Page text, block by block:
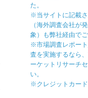
た。
※当サイトに記載
（海外調査会社が
象）も弊社経由で
※市場調査レポー
査を実施するなら
ーケットリサーチ
い。
※クレジットカード